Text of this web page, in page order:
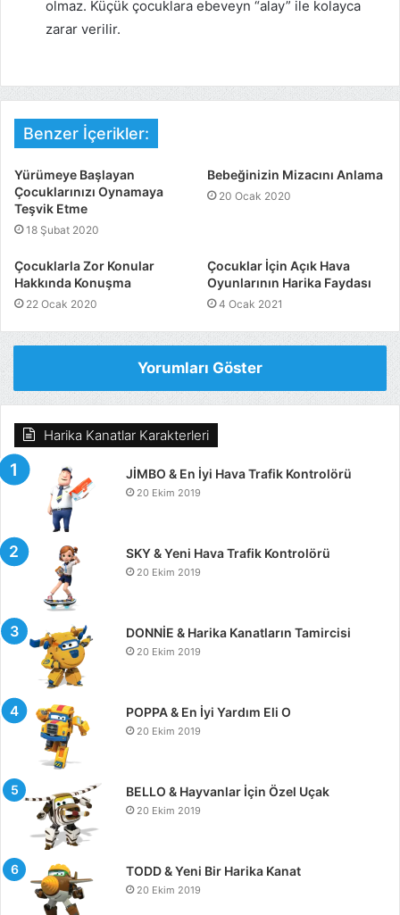
olmaz. Küçük çocuklara ebeveyn “alay” ile kolayca
zarar verilir.
Benzer İçerikler:
Yürümeye Başlayan
Çocuklarınızı Oynamaya
Teşvik Etme
18 Şubat 2020
Bebeğinizin Mizacını Anlama
20 Ocak 2020
Çocuklarla Zor Konular
Hakkında Konuşma
22 Ocak 2020
Çocuklar İçin Açık Hava
Oyunlarının Harika Faydası
4 Ocak 2021
Yorumları Göster
Harika Kanatlar Karakterleri
JİMBO & En İyi Hava Trafik Kontrolörü
20 Ekim 2019
SKY & Yeni Hava Trafik Kontrolörü
20 Ekim 2019
DONNİE & Harika Kanatların Tamircisi
20 Ekim 2019
POPPA & En İyi Yardım Eli O
20 Ekim 2019
BELLO & Hayvanlar İçin Özel Uçak
20 Ekim 2019
TODD & Yeni Bir Harika Kanat
20 Ekim 2019